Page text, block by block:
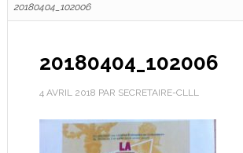
20180404_102006
20180404_102006
4 AVRIL 2018 PAR SECRETAIRE-CLLL